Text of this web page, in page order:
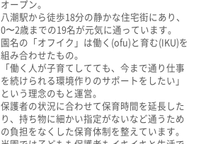
オープン。
八潮駅から徒歩18分の静かな住宅街にあり、
0〜2歳までの19名が元気に通っています。
園名の「オフイク」は働く(ofu)と育む(IKU)を
組み合わせたもの。
「働く人が子育てしてても、今まで通り仕事
を続けられる環境作りのサポートをしたい」
という理念のもと運営。
保護者の状況に合わせて保育時間を延長した
り、持ち物に細かい指定がないなど通うため
の負担をなくした保育体制を整えています。